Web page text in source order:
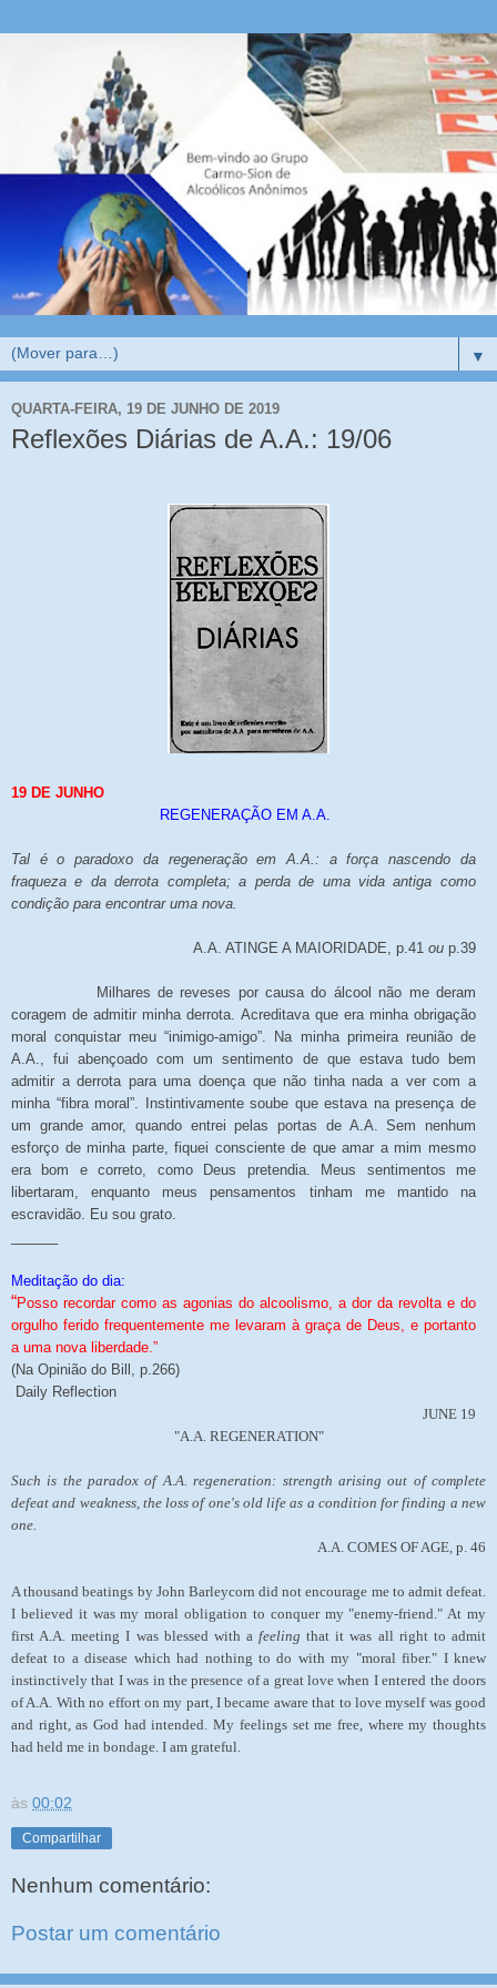
▼
QUARTA-FEIRA, 19 DE JUNHO DE 2019
Reflexões Diárias de A.A.: 19/06
19 DE JUNHO
REGENERAÇÃO EM A.A.
Tal é o paradoxo da regeneração em A.A.: a força nascendo da
fraqueza e da derrota completa; a perda de uma vida antiga como
condição para encontrar uma nova.
A.A. ATINGE A MAIORIDADE, p.41 oup.39
Milhares de reveses por causa do álcool não me deram
coragem de admitir minha derrota. Acreditava que era minha obrigação
moral conquistar meu “inimigo-amigo”. Na minha primeira reunião de
A.A., fui abençoado com um sentimento de que estava tudo bem
admitir a derrota para uma doença que não tinha nada a ver com a
minha “fibra moral”. Instintivamente soube que estava na presença de
um grande amor, quando entrei pelas portas de A.A. Sem nenhum
esforço de minha parte, fiquei consciente de que amar a mim mesmo
era bom e correto, como Deus pretendia. Meus sentimentos me
libertaram, enquanto meus pensamentos tinham me mantido na
escravidão. Eu sou grato.
Meditação do dia:
“Posso recordar como as agonias do alcoolismo, a dor da revolta e do
orgulho ferido frequentemente me levaram à graça de Deus, e portanto
a uma nova liberdade.”
(Na Opinião do Bill, p.266)
Daily Reflection
JUNE 19
"A.A. REGENERATION"
Such is the paradox of A.A. regeneration: strength arising out of complete
defeat and weakness, the loss of one's old life as a condition for finding a new
one.
A.A. COMES OF AGE, p. 46
A thousand beatings by John Barleycorn did not encourage me to admit defeat.
I believed it was my moral obligation to conquer my "enemy-friend." At my
first A.A. meeting I was blessed with afeelingthat it was all right to admit
defeat to a disease which had nothing to do with my "moral fiber." I knew
instinctively that I was in the presence of a great love when I entered the doors
of A.A. With no effort on my part, I became aware that to love myself was good
and right, as God had intended. My feelings set me free, where my thoughts
had held me in bondage. I am grateful.
às 00:02
Compartilhar
Nenhum comentário:
Postar um comentário